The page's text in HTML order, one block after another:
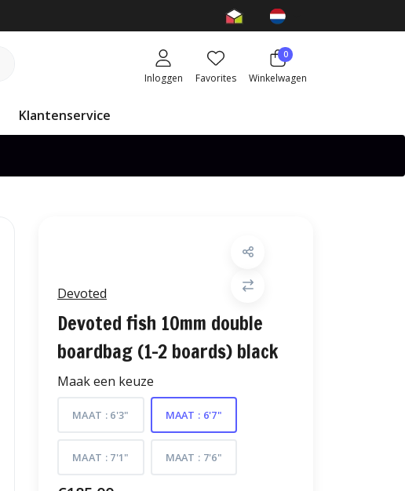
Inloggen Favorites
0
Winkelwagen
Klantenservice
Devoted
Devoted fish 10mm double
boardbag (1-2 boards) black
Maak een keuze
MAAT : 6'3" MAAT : 6'7"
MAAT : 7'1" MAAT : 7'6"